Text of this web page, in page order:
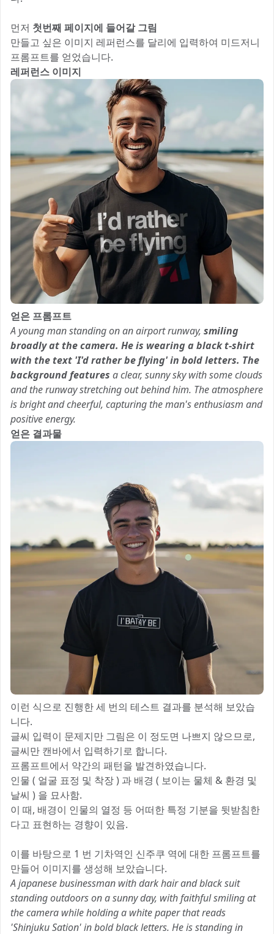
먼저 첫번째 페이지에 들어갈 그림
만들고 싶은 이미지 레퍼런스를 달리에 입력하여 미드저니
프롬프트를 얻었습니다.
레퍼런스 이미지
얻은 프롬프트
A young man standing on an airport runway, smiling
broadly at the camera. He is wearing a black t-shirt
with the text 'I'd rather be flying' in bold letters. The
background features a clear, sunny sky with some clouds
and the runway stretching out behind him. The atmosphere
is bright and cheerful, capturing the man's enthusiasm and
positive energy.
얻은 결과물
이런 식으로 진행한 세 번의 테스트 결과를 분석해 보았습
니다.
글씨 입력이 문제지만 그림은 이 정도면 나쁘지 않으므로,
글씨만 캔바에서 입력하기로 합니다.
프롬프트에서 약간의 패턴을 발견하였습니다.
인물 ( 얼굴 표정 및 착장 ) 과 배경 ( 보이는 물체 & 환경 및
날씨 ) 을 묘사함.
이 때, 배경이 인물의 열정 등 어떠한 특정 기분을 뒷받침한
다고 표현하는 경향이 있음.
이를 바탕으로 1 번 기차역인 신주쿠 역에 대한 프롬프트를
만들어 이미지를 생성해 보았습니다.
A japanese businessman with dark hair and black suit
standing outdoors on a sunny day, with faithful smiling at
the camera while holding a white paper that reads
'Shinjuku Sation' in bold black letters. He is standing in